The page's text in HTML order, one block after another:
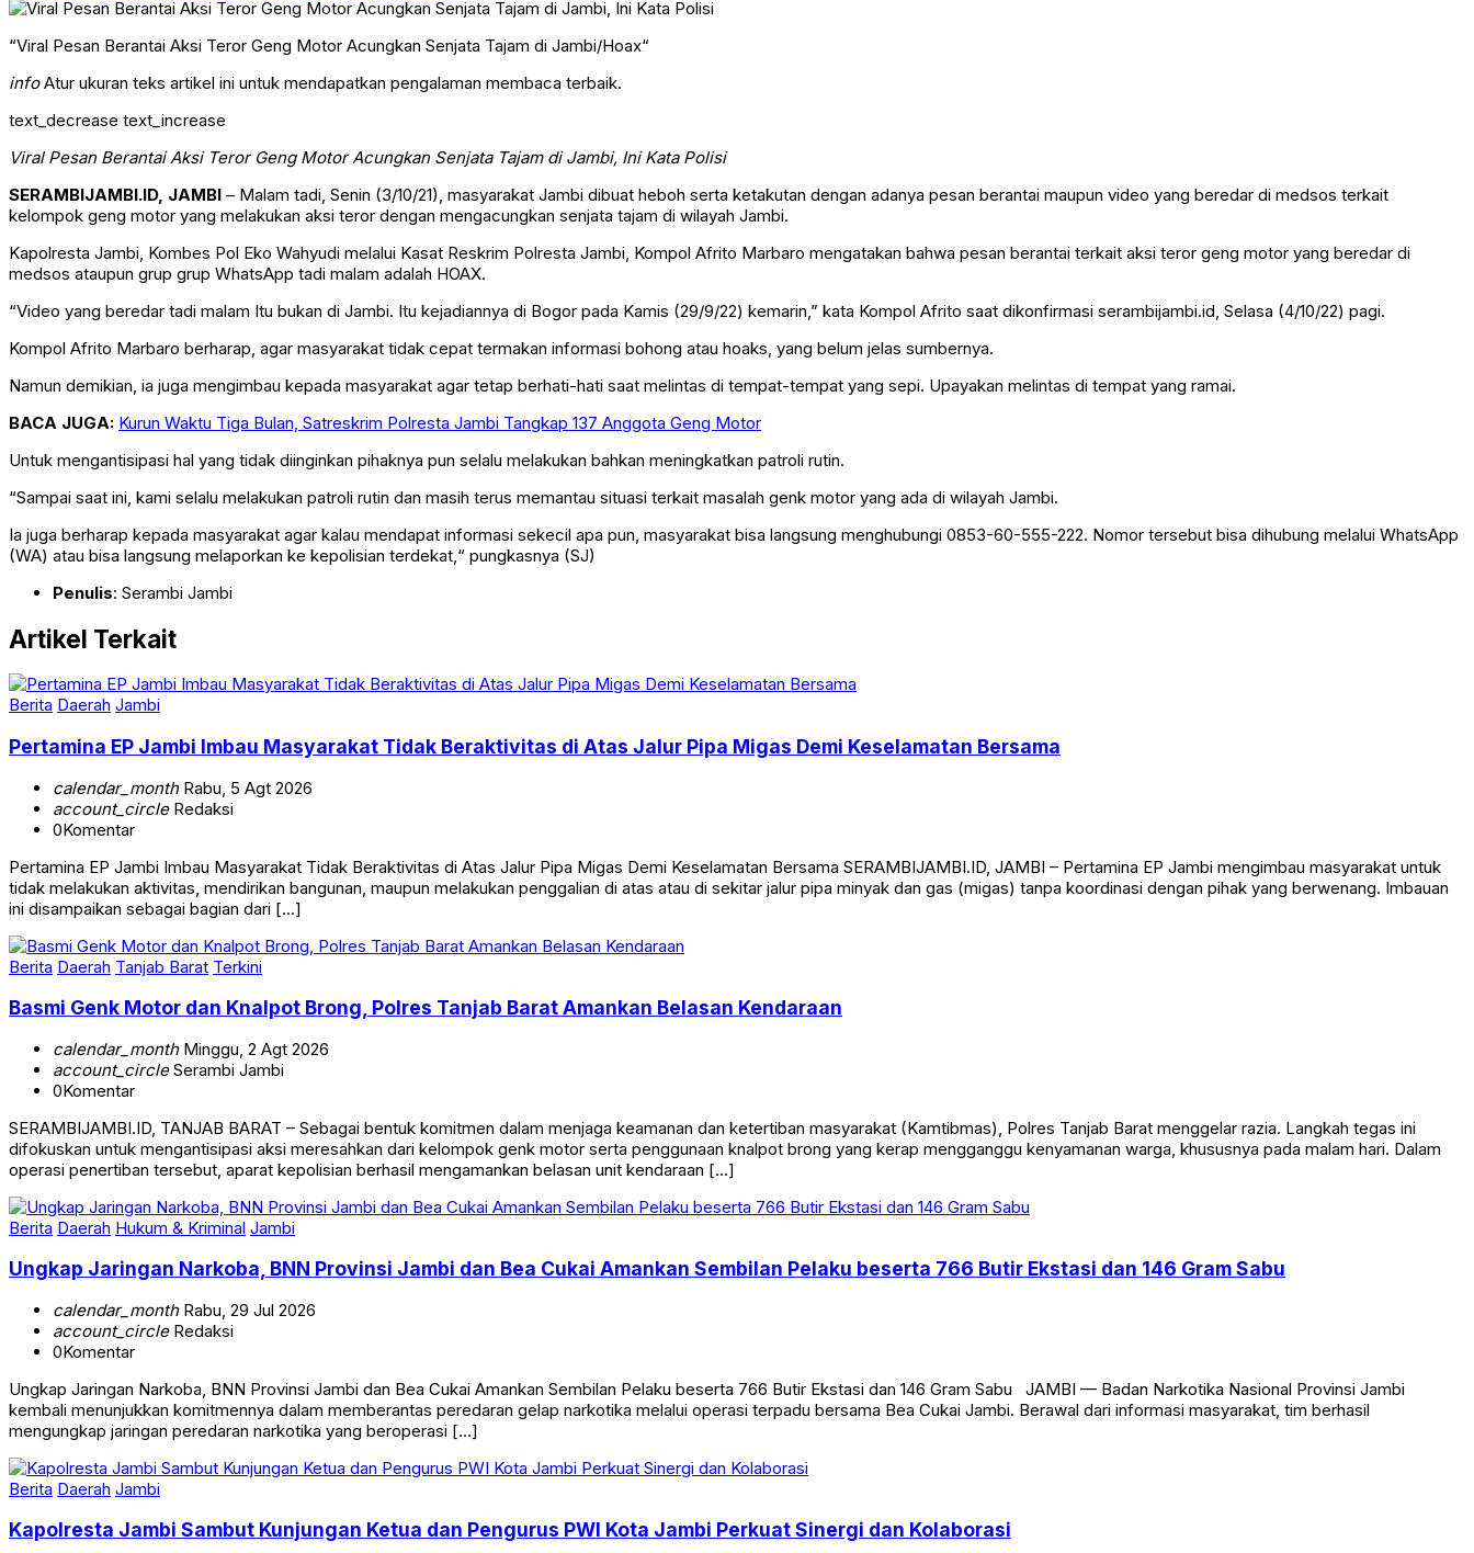
“Viral Pesan Berantai Aksi Teror Geng Motor Acungkan Senjata Tajam di Jambi/Hoax“
infoAtur ukuran teks artikel ini untuk mendapatkan pengalaman membaca terbaik.
text_decrease text_increase
Viral Pesan Berantai Aksi Teror Geng Motor Acungkan Senjata Tajam di Jambi, Ini Kata Polisi
SERAMBIJAMBI.ID, JAMBI – Malam tadi, Senin (3/10/21), masyarakat Jambi dibuat heboh serta ketakutan dengan adanya pesan berantai maupun video yang beredar di medsos terkait
kelompok geng motor yang melakukan aksi teror dengan mengacungkan senjata tajam di wilayah Jambi.
Kapolresta Jambi, Kombes Pol Eko Wahyudi melalui Kasat Reskrim Polresta Jambi, Kompol Afrito Marbaro mengatakan bahwa pesan berantai terkait aksi teror geng motor yang beredar di
medsos ataupun grup grup WhatsApp tadi malam adalah HOAX.
“Video yang beredar tadi malam Itu bukan di Jambi. Itu kejadiannya di Bogor pada Kamis (29/9/22) kemarin,” kata Kompol Afrito saat dikonfirmasi serambijambi.id, Selasa (4/10/22) pagi.
Kompol Afrito Marbaro berharap, agar masyarakat tidak cepat termakan informasi bohong atau hoaks, yang belum jelas sumbernya.
Namun demikian, ia juga mengimbau kepada masyarakat agar tetap berhati-hati saat melintas di tempat-tempat yang sepi. Upayakan melintas di tempat yang ramai.
BACA JUGA: Kurun Waktu Tiga Bulan, Satreskrim Polresta Jambi Tangkap 137 Anggota Geng Motor
Untuk mengantisipasi hal yang tidak diinginkan pihaknya pun selalu melakukan bahkan meningkatkan patroli rutin.
“Sampai saat ini, kami selalu melakukan patroli rutin dan masih terus memantau situasi terkait masalah genk motor yang ada di wilayah Jambi.
Ia juga berharap kepada masyarakat agar kalau mendapat informasi sekecil apa pun, masyarakat bisa langsung menghubungi 0853-60-555-222. Nomor tersebut bisa dihubung melalui WhatsApp
(WA) atau bisa langsung melaporkan ke kepolisian terdekat,“ pungkasnya (SJ)
Penulis: Serambi Jambi
Artikel Terkait
Berita Daerah Jambi
Pertamina EP Jambi Imbau Masyarakat Tidak Beraktivitas di Atas Jalur Pipa Migas Demi Keselamatan Bersama
calendar_monthRabu, 5 Agt 2026
account_circleRedaksi
0Komentar
Pertamina EP Jambi Imbau Masyarakat Tidak Beraktivitas di Atas Jalur Pipa Migas Demi Keselamatan Bersama SERAMBIJAMBI.ID, JAMBI – Pertamina EP Jambi mengimbau masyarakat untuk
tidak melakukan aktivitas, mendirikan bangunan, maupun melakukan penggalian di atas atau di sekitar jalur pipa minyak dan gas (migas) tanpa koordinasi dengan pihak yang berwenang. Imbauan
ini disampaikan sebagai bagian dari […]
Berita Daerah Tanjab Barat Terkini
Basmi Genk Motor dan Knalpot Brong, Polres Tanjab Barat Amankan Belasan Kendaraan
calendar_monthMinggu, 2 Agt 2026
account_circleSerambi Jambi
0Komentar
SERAMBIJAMBI.ID, TANJAB BARAT – Sebagai bentuk komitmen dalam menjaga keamanan dan ketertiban masyarakat (Kamtibmas), Polres Tanjab Barat menggelar razia. Langkah tegas ini
difokuskan untuk mengantisipasi aksi meresahkan dari kelompok genk motor serta penggunaan knalpot brong yang kerap mengganggu kenyamanan warga, khususnya pada malam hari. Dalam
operasi penertiban tersebut, aparat kepolisian berhasil mengamankan belasan unit kendaraan […]
Berita Daerah Hukum & Kriminal Jambi
Ungkap Jaringan Narkoba, BNN Provinsi Jambi dan Bea Cukai Amankan Sembilan Pelaku beserta 766 Butir Ekstasi dan 146 Gram Sabu
calendar_monthRabu, 29 Jul 2026
account_circleRedaksi
0Komentar
Ungkap Jaringan Narkoba, BNN Provinsi Jambi dan Bea Cukai Amankan Sembilan Pelaku beserta 766 Butir Ekstasi dan 146 Gram Sabu JAMBI — Badan Narkotika Nasional Provinsi Jambi
kembali menunjukkan komitmennya dalam memberantas peredaran gelap narkotika melalui operasi terpadu bersama Bea Cukai Jambi. Berawal dari informasi masyarakat, tim berhasil
mengungkap jaringan peredaran narkotika yang beroperasi […]
Berita Daerah Jambi
Kapolresta Jambi Sambut Kunjungan Ketua dan Pengurus PWI Kota Jambi Perkuat Sinergi dan Kolaborasi